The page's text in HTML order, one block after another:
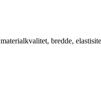
bredde,